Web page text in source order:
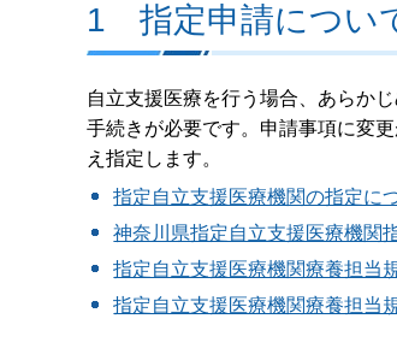
1 指定申請につい
自立支援医療を行う場合、あらか
手続きが必要です。申請事項に変
え指定します。
指定自立支援医療機関の指定に
神奈川県指定自立支援医療機関
指定自立支援医療機関療養担当
指定自立支援医療機関療養担当